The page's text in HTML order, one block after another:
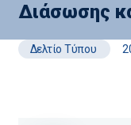
Διάσωσης
Δελτίο Τύπου